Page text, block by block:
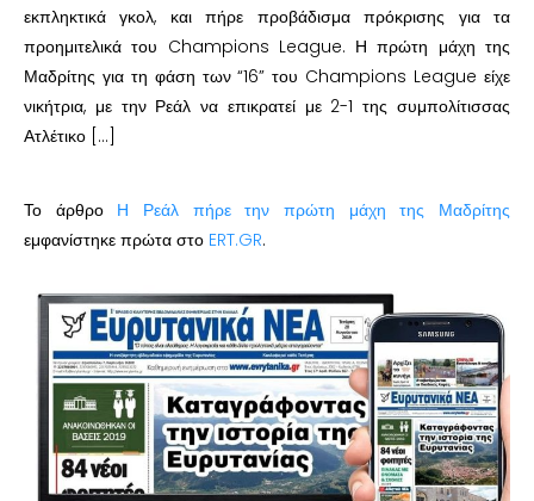
εκπληκτικά γκολ, και πήρε προβάδισμα πρόκρισης για τα
προημιτελικά του Champions League. Η πρώτη μάχη της
Μαδρίτης για τη φάση των “16” του Champions League είχε
νικήτρια, με την Ρεάλ να επικρατεί με 2-1 της συμπολίτισσας
Ατλέτικο […]
Το άρθρο Η Ρεάλ πήρε την πρώτη μάχη της Μαδρίτης
εμφανίστηκε πρώτα στο ERT.GR.